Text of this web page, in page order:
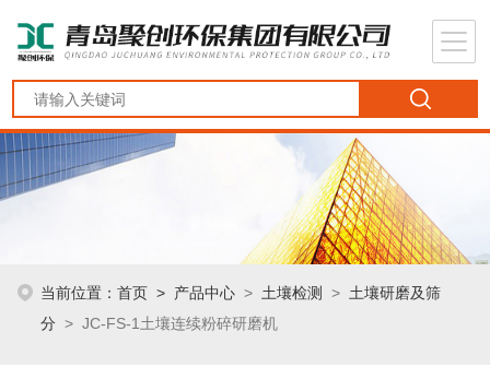
当前位置：首页 > 产品中心 > 土壤检测 > 土壤研磨及筛
分 > JC-FS-1土壤连续粉碎研磨机